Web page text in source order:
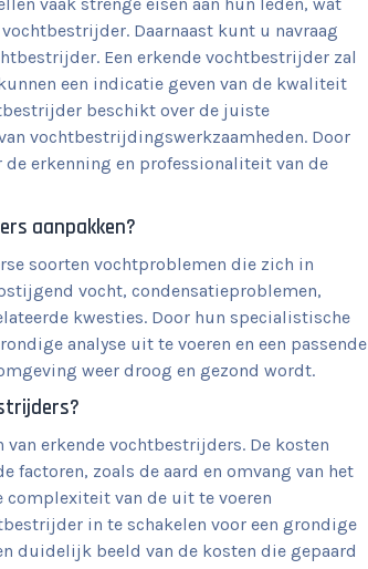
Daarnaast kunt u navraag
Een erkende vochtbestrijder zal
een indicatie geven van de kwaliteit
beschikt over de juiste
vochtbestrijdingswerkzaamheden. Door
erkenning en professionaliteit van de
aanpakken?
soorten vochtproblemen die zich in
vocht, condensatieproblemen,
kwesties. Door hun specialistische
analyse uit te voeren en een passende
weer droog en gezond wordt.
erkende vochtbestrijders. De kosten
zoals de aard en omvang van het
complexiteit van de uit te voeren
in te schakelen voor een grondige
duidelijk beeld van de kosten die gepaard